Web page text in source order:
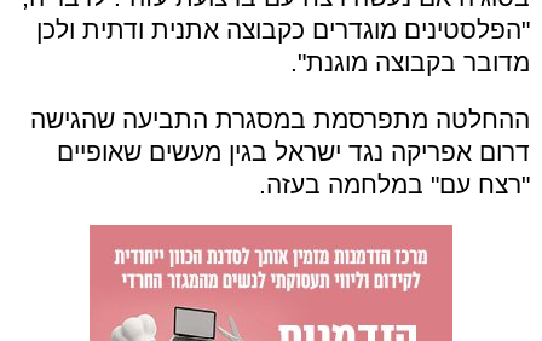
"הפלסטינים מוגדרים כקבוצה אתנית ודתית ולכן
מדובר בקבוצה מוגנת".
ההחלטה מתפרסמת במסגרת התביעה שהגישה
דרום אפריקה נגד ישראל בגין מעשים שאופיים
"רצח עם" במלחמה בעזה.